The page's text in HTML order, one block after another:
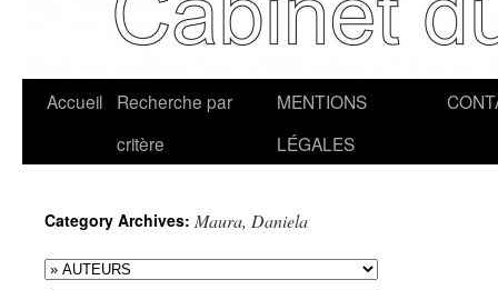
Accueil
Recherche par
critère
MENTIONS
LÉGALES
Category Archives: Maura, Daniela